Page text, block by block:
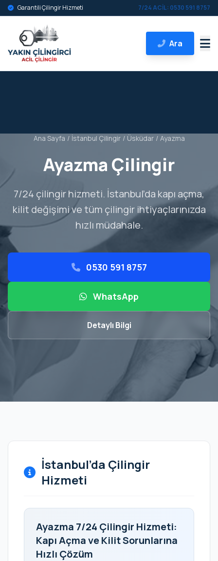
Garantili Çilingir Hizmeti 7/24 ACİL: 0530 591 8757
Ara
Ana Sayfa / İstanbul Çilingir / Üsküdar / Ayazma
Ayazma Çilingir
7/24 çilingir hizmeti. İstanbul’da kapı açma,
kilit değişimi ve tüm çilingir ihtiyaçlarınızda
hızlı müdahale.
0530 591 8757
WhatsApp
Detaylı Bilgi
İstanbul’da Çilingir
Hizmeti
Ayazma 7/24 Çilingir Hizmeti:
Kapı Açma ve Kilit Sorunlarına
Hızlı Çözüm